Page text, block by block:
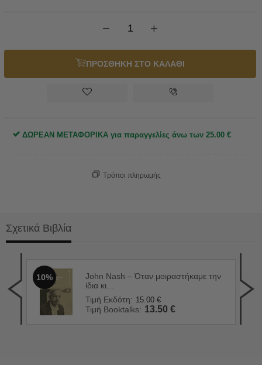
+
−
ΠΡΟΣΘΗΚΗ ΣΤΟ ΚΑΛΑΘΙ
ΔΩΡΕΑΝ ΜΕΤΑΦΟΡΙΚΑ για παραγγελίες άνω των 25.00 €
Τρόποι πληρωμής
Σχετικά Βιβλία
10%
John Nash – Όταν μοιραστήκαμε την
ίδια κι...
Τιμή Εκδότη: 15.00 €
Τιμή Booktalks: 13.50 €